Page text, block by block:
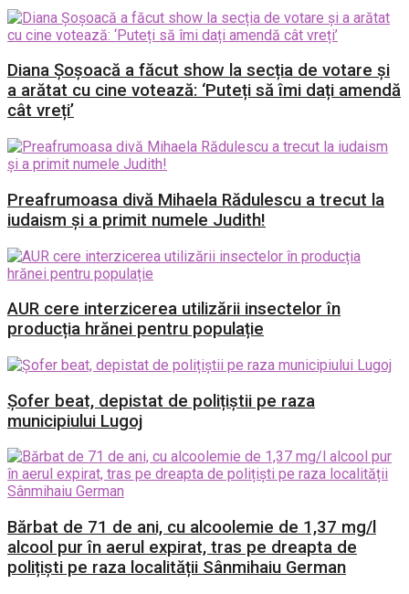
Diana Șoșoacă a făcut show la secția de votare și
a arătat cu cine votează: ‘Puteți să îmi dați amendă
cât vreți’
Preafrumoasa divă Mihaela Rădulescu a trecut la
iudaism și a primit numele Judith!
AUR cere interzicerea utilizării insectelor în
producția hrănei pentru populație
Șofer beat, depistat de polițiștii pe raza
municipiului Lugoj
Bărbat de 71 de ani, cu alcoolemie de 1,37 mg/l
alcool pur în aerul expirat, tras pe dreapta de
polițiști pe raza localității Sânmihaiu German